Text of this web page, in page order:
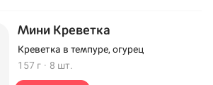
Мини Креветка
Креветка в темпуре, огурец
157 г · 8 шт.